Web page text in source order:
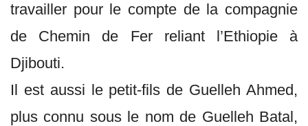
travailler pour le compte de la compagnie
de Chemin de Fer reliant l’Ethiopie à
Djibouti.
Il est aussi le petit-fils de Guelleh Ahmed,
plus connu sous le nom de Guelleh Batal,